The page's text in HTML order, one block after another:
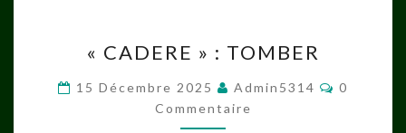
:
TOMBER
« CADERE » : TOMBER
15 Décembre 2025 Admin5314
0
Commentaire